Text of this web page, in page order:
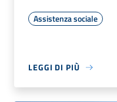
Assistenza sociale
LEGGI DI PIÙ